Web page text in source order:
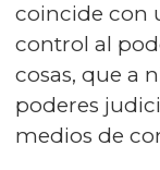
coincide con
control al
cosas, que a
poderes
medios de